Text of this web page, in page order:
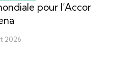
pour l’Accor
2026